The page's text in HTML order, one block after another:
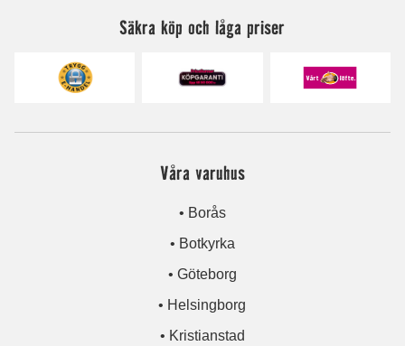
Säkra köp och låga priser
Våra varuhus
• Borås
• Botkyrka
• Göteborg
• Helsingborg
• Kristianstad